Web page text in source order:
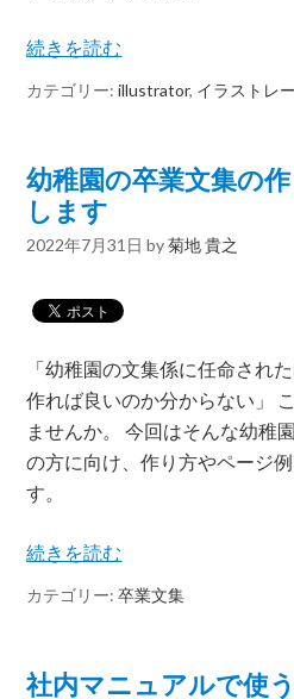
続きを読む
カテゴリー:illustrator, イラストレ
幼稚園の卒業文集の
します
2022年7月31日 by菊地 貴之
「幼稚園の文集係に任命され
作れば良いのか分からない」
ませんか。 今回はそんな幼稚
の方に向け、作り方やページ
す。
続きを読む
カテゴリー:卒業文集
社内マニュアルで使